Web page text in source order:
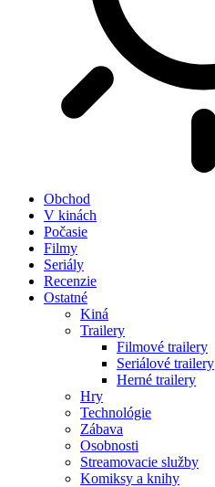
Obchod
V kinách
Počasie
Filmy
Seriály
Recenzie
Ostatné
Kiná
Trailery
Filmové trailery
Seriálové trailery
Herné trailery
Hry
Technológie
Zábava
Osobnosti
Streamovacie služby
Komiksy a knihy